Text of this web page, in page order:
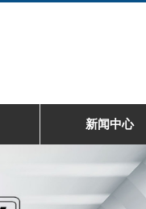
新闻中心